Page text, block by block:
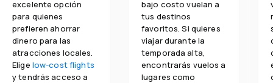
excelente opción
para quienes
prefieren ahorrar
dinero para las
atracciones locales.
Elige low-cost flights
y tendrás acceso a
bajo costo vuelan a
tus destinos
favoritos. Si quieres
viajar durante la
temporada alta,
encontrarás vuelos a
lugares como